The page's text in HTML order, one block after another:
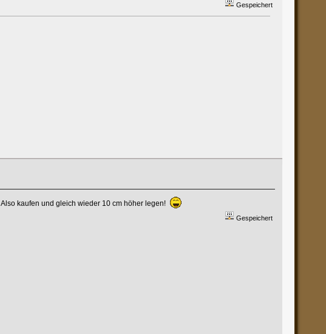
Gespeichert
kaufen und gleich wieder 10 cm höher legen!
Gespeichert